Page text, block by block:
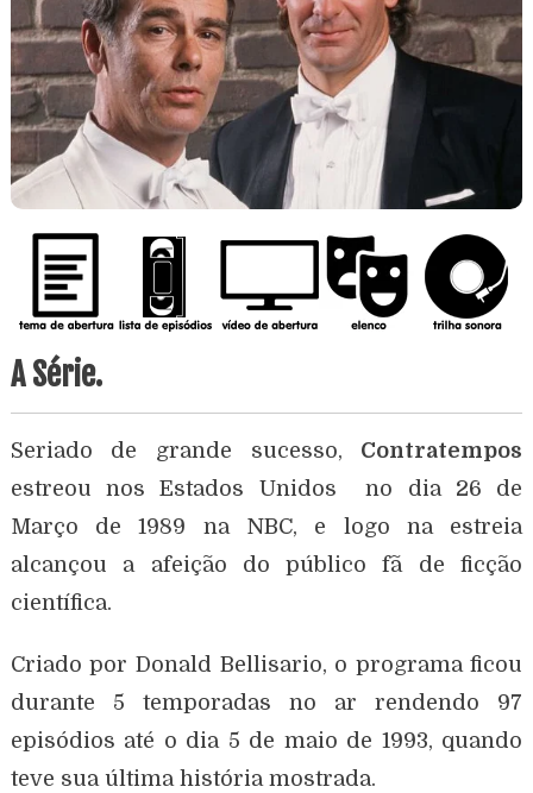
A Série.
Seriado de grande sucesso, Contratempos
estreou nos Estados Unidos no dia 26 de
Março de 1989 na NBC, e logo na estreia
alcançou a afeição do público fã de ficção
científica.
Criado por Donald Bellisario, o programa ficou
durante 5 temporadas no ar rendendo 97
episódios até o dia 5 de maio de 1993, quando
teve sua última história mostrada.